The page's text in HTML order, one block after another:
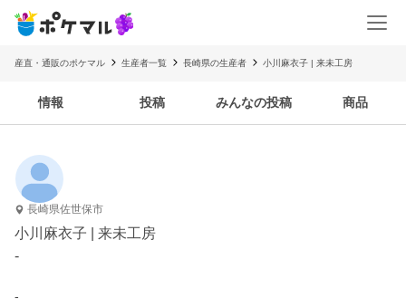
産直・通販のポケマル 生産者一覧 長崎県の生産者 小川麻衣子 | 来未工房
情報 投稿 みんなの投稿 商品
長崎県佐世保市
小川麻衣子 | 来未工房
-
-